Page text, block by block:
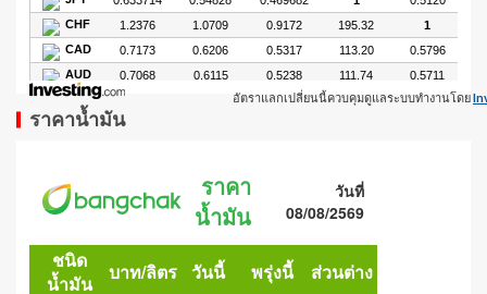
อัตราแลกเปลี่ยนนี้ควบคุมดูแลระบบทำงานโดย
ราคาน้ำมัน